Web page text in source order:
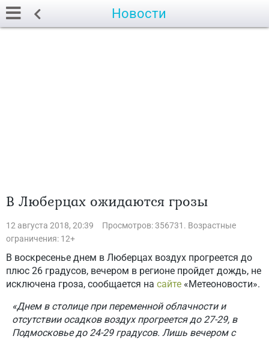
Новости
В Люберцах ожидаются грозы
12 августа 2018, 20:39
Просмотров: 356731. Возрастные
ограничения: 12+
В воскресенье днем в Люберцах воздух прогреется до
плюс 26 градусов, вечером в регионе пройдет дождь, не
исключена гроза, сообщается на сайте «Метеоновости».
«Днем в столице при переменной облачности и
отсутствии осадков воздух прогреется до 27-29, в
Подмосковье до 24-29 градусов. Лишь вечером с